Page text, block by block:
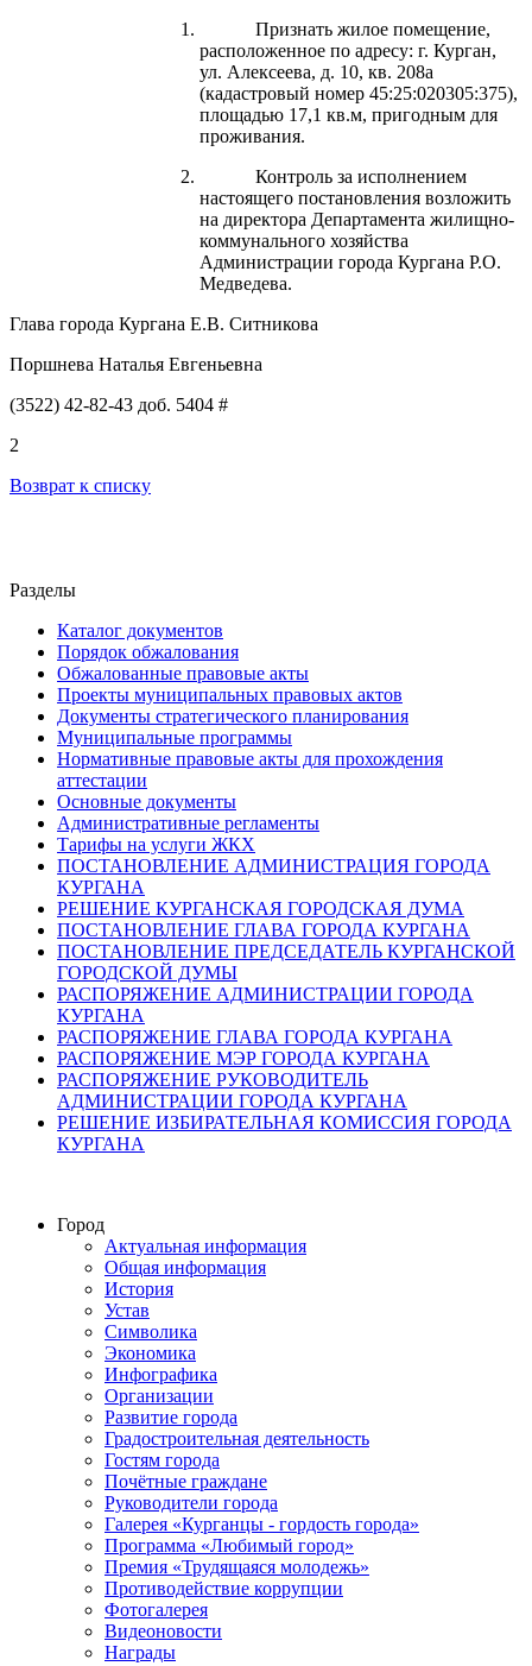
Признать жилое помещение,
расположенное по адресу: г. Курган,
ул. Алексеева, д. 10, кв. 208а
(кадастровый номер 45:25:020305:375),
площадью 17,1 кв.м, пригодным для
проживания.
Контроль за исполнением
настоящего постановления возложить
на директора Департамента жилищно-
коммунального хозяйства
Администрации города Кургана Р.О.
Медведева.
Глава города Кургана Е.В. Ситникова
Поршнева Наталья Евгеньевна
(3522) 42-82-43 доб. 5404 #
2
Возврат к списку
Разделы
Каталог документов
Порядок обжалования
Обжалованные правовые акты
Проекты муниципальных правовых актов
Документы стратегического планирования
Муниципальные программы
Нормативные правовые акты для прохождения
аттестации
Основные документы
Административные регламенты
Тарифы на услуги ЖКХ
ПОСТАНОВЛЕНИЕ АДМИНИСТРАЦИЯ ГОРОДА
КУРГАНА
РЕШЕНИЕ КУРГАНСКАЯ ГОРОДСКАЯ ДУМА
ПОСТАНОВЛЕНИЕ ГЛАВА ГОРОДА КУРГАНА
ПОСТАНОВЛЕНИЕ ПРЕДСЕДАТЕЛЬ КУРГАНСКОЙ
ГОРОДСКОЙ ДУМЫ
РАСПОРЯЖЕНИЕ АДМИНИСТРАЦИИ ГОРОДА
КУРГАНА
РАСПОРЯЖЕНИЕ ГЛАВА ГОРОДА КУРГАНА
РАСПОРЯЖЕНИЕ МЭР ГОРОДА КУРГАНА
РАСПОРЯЖЕНИЕ РУКОВОДИТЕЛЬ
АДМИНИСТРАЦИИ ГОРОДА КУРГАНА
РЕШЕНИЕ ИЗБИРАТЕЛЬНАЯ КОМИССИЯ ГОРОДА
КУРГАНА
Город
Актуальная информация
Общая информация
История
Устав
Символика
Экономика
Инфографика
Организации
Развитие города
Градостроительная деятельность
Гостям города
Почётные граждане
Руководители города
Галерея «Курганцы - гордость города»
Программа «Любимый город»
Премия «Трудящаяся молодежь»
Противодействие коррупции
Фотогалерея
Видеоновости
Награды